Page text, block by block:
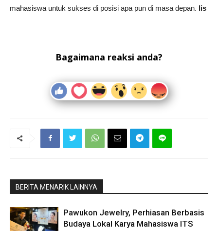
mahasiswa untuk sukses di posisi apa pun di masa depan. lis
Bagaimana reaksi anda?
BERITA MENARIK LAINNYA
Pawukon Jewelry, Perhiasan Berbasis
Budaya Lokal Karya Mahasiswa ITS